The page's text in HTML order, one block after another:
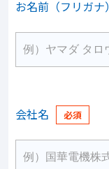
お名前（フリガナ）
会社名